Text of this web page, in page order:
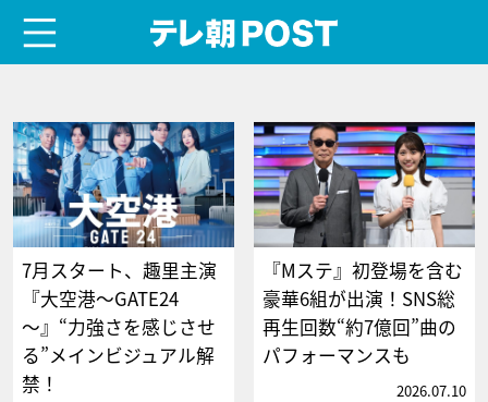
7月スタート、趣里主演
『大空港～GATE24
～』“力強さを感じさせ
る”メインビジュアル解
禁！
『Mステ』初登場を含む
豪華6組が出演！SNS総
再生回数“約7億回”曲の
パフォーマンスも
2026.07.10